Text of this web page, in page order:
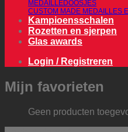
MEDAILLEDOOSJES
CUSTOM MADE MEDAILLES
Kampioensschalen
Rozetten en sjerpen
Glas awards
Login / Registreren
Mijn favorieten
Geen producten